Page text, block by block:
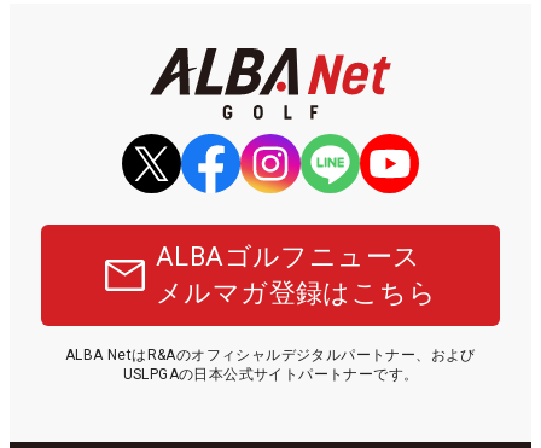
ALBAゴルフニュース
メルマガ登録はこちら
ALBA NetはR&Aのオフィシャルデジタルパートナー、および
USLPGAの日本公式サイトパートナーです。